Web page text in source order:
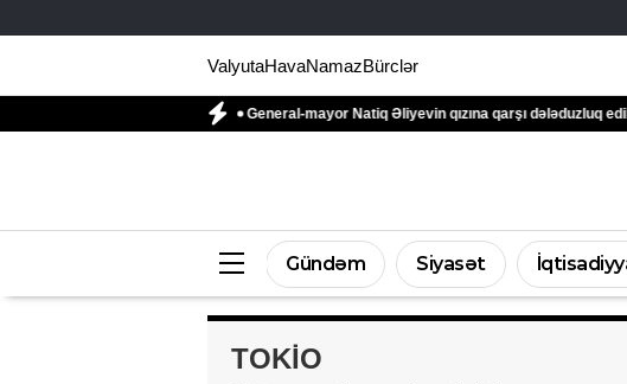
ValyutaHavaNamazBürclər
General-mayor Natiq Əliyevin qızına qarşı dələduzluq edildi
Gündəm Siyasət
TOKİO